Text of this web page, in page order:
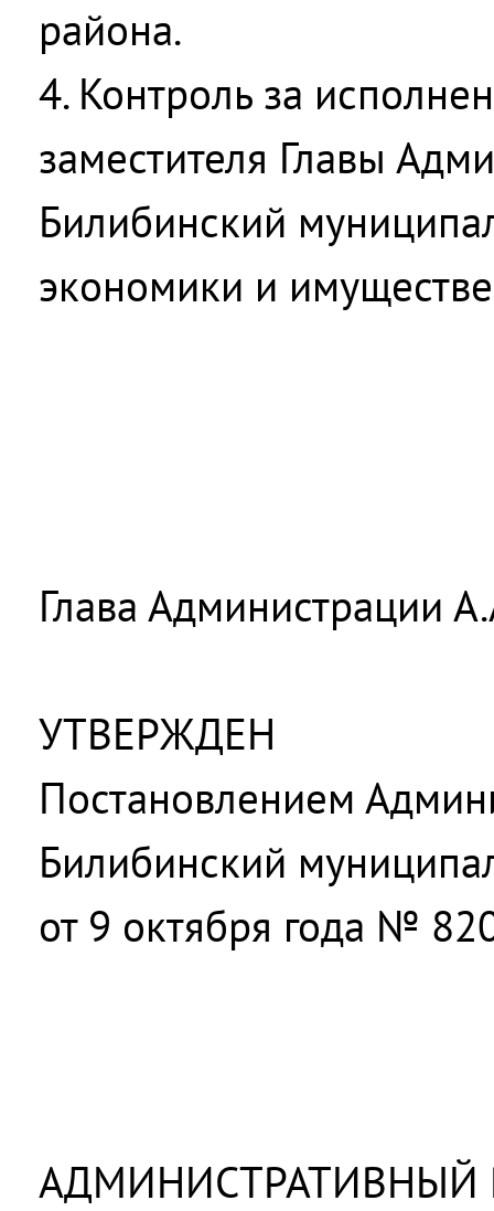
района.
4. Контроль за
заместителя Главы
Билибинский
экономики и
Глава Администрации
УТВЕРЖДЕН
Постановлением
Билибинский
от 9 октября года №
АДМИНИСТРАТИВНЫЙ